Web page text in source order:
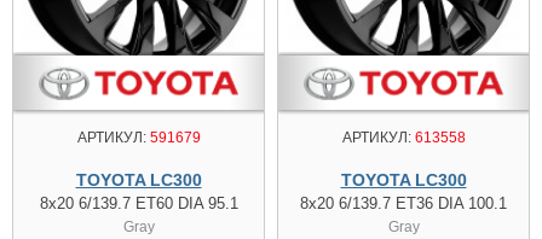
АРТИКУЛ:591679
TOYOTA LC300
8x20 6/139.7 ET60 DIA 95.1
Gray
АРТИКУЛ:613558
TOYOTA LC300
8x20 6/139.7 ET36 DIA 100.1
Gray